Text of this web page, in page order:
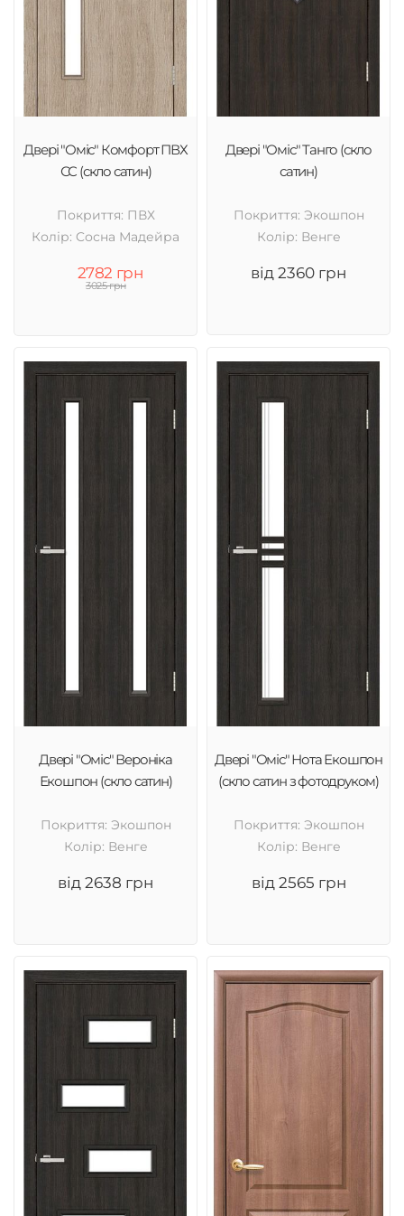
Двері "Оміс" Комфорт ПВХ
СС (скло сатин)
Покриття: ПВХ
Колір: Cосна Мадейра
2782 грн
3025 грн
Двері "Оміс" Танго (скло
сатин)
Покриття: Экошпон
Колір: Венге
від 2360 грн
Двері "Оміс" Вероніка
Екошпон (скло сатин)
Покриття: Экошпон
Колір: Венге
від 2638 грн
Двері "Оміс" Нота Екошпон
(скло сатин з фотодруком)
Покриття: Экошпон
Колір: Венге
від 2565 грн